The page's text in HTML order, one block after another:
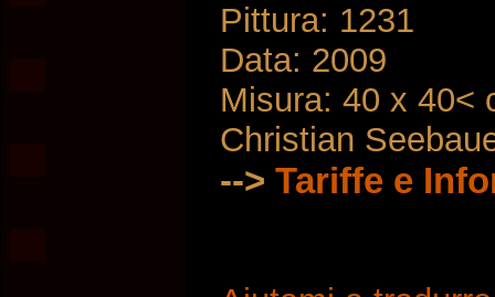
Pittura: 1231
Data: 2009
Misura: 40 x 40<
Christian
--> Tariffe e